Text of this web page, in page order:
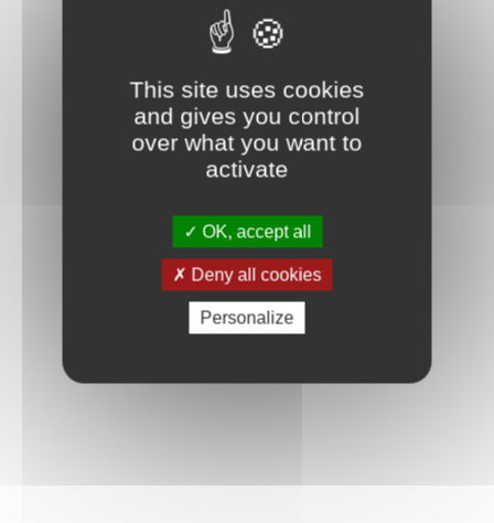
This site uses cookies
and gives you control
over what you want to
activate
OK, accept all
Deny all cookies
Personalize